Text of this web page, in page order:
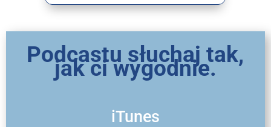
Podcastu słuchaj tak,
jak ci wygodnie.
iTunes